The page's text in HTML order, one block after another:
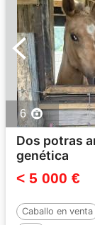
6
Dos potras
genética
< 5 000 €
Caballo en venta